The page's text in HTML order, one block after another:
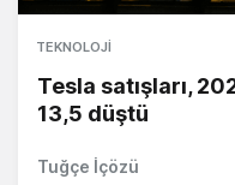
TEKNOLOJI
Tesla satışları,
13,5 düştü
Tuğçe İçözü